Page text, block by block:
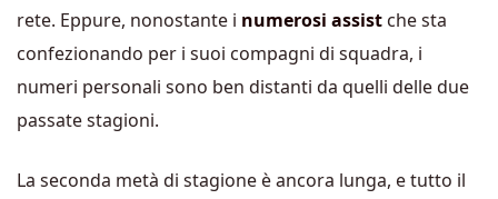
rete. Eppure, nonostante i numerosi assist che sta
confezionando per i suoi compagni di squadra, i
numeri personali sono ben distanti da quelli delle due
passate stagioni.
La seconda metà di stagione è ancora lunga, e tutto il